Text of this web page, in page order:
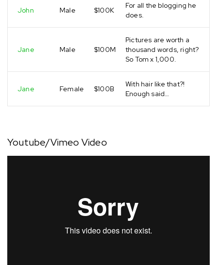
John Male $100K
For all the blogging he
does.
Jane Male $100M
Pictures are worth a
thousand words, right?
So Tom x 1,000.
Jane Female $100B
With hair like that?!
Enough said…
Youtube/Vimeo Video